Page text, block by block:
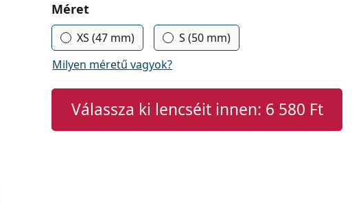
Méret
XS (47 mm)
S (50 mm)
Milyen méretű vagyok?
Válassza ki lencséit innen: 6 580 Ft